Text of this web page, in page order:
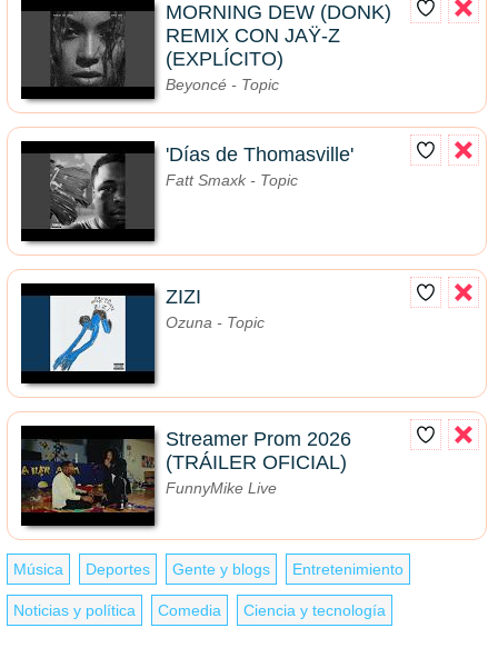
MORNING DEW (DONK)
REMIX CON JAŸ-Z
(EXPLÍCITO)
Beyoncé - Topic
'Días de Thomasville'
Fatt Smaxk - Topic
ZIZI
Ozuna - Topic
Streamer Prom 2026
(TRÁILER OFICIAL)
FunnyMike Live
Música Deportes Gente y blogs Entretenimiento
Noticias y política Comedia Ciencia y tecnología